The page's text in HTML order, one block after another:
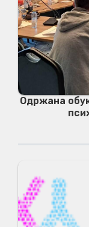
Одржана